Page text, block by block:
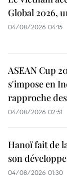
Global 2026,
04/08/2026 04:15
ASEAN Cup
s'impose en
rapproche
04/08/2026 02:51
Hanoï fait de
son
04/08/2026 01:30